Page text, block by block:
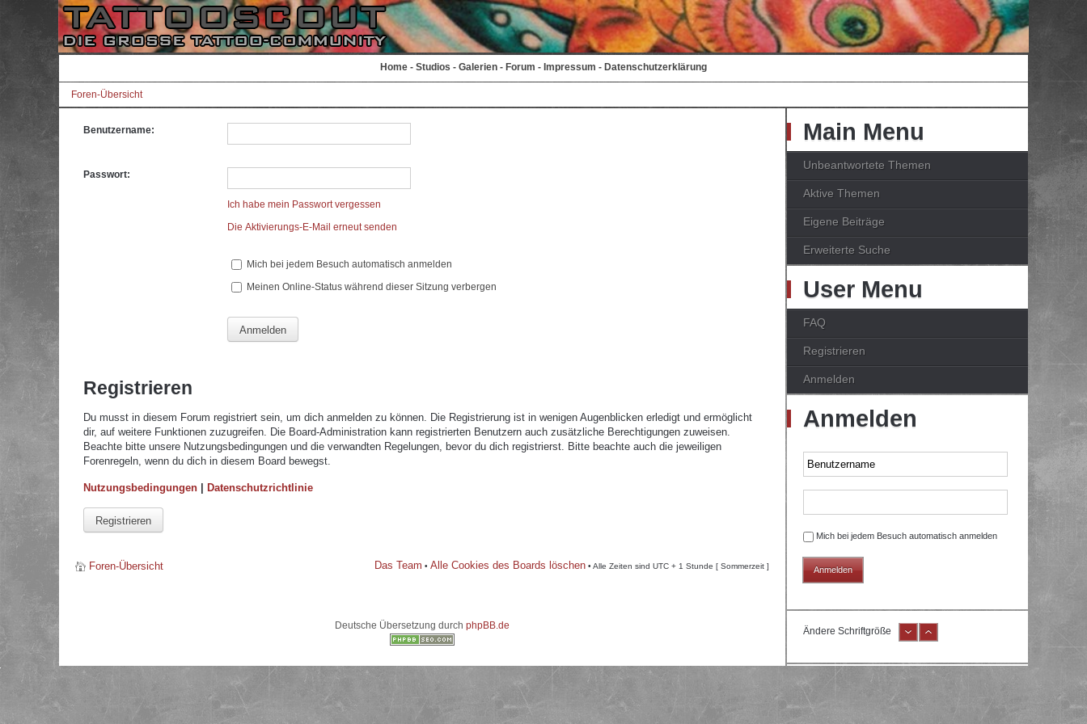
Home - Studios - Galerien - Forum - Impressum - Datenschutzerklärung
Foren-Übersicht
Benutzername:
Passwort:
Ich habe mein Passwort vergessen
Die Aktivierungs-E-Mail erneut senden
Mich bei jedem Besuch automatisch anmelden
Meinen Online-Status während dieser Sitzung verbergen
Registrieren
Du musst in diesem Forum registriert sein, um dich anmelden zu können. Die Registrierung ist in wenigen Augenblicken erledigt und ermöglicht
dir, auf weitere Funktionen zuzugreifen. Die Board-Administration kann registrierten Benutzern auch zusätzliche Berechtigungen zuweisen.
Beachte bitte unsere Nutzungsbedingungen und die verwandten Regelungen, bevor du dich registrierst. Bitte beachte auch die jeweiligen
Forenregeln, wenn du dich in diesem Board bewegst.
Nutzungsbedingungen | Datenschutzrichtlinie
Registrieren
Foren-Übersicht Das Team • Alle Cookies des Boards löschen • Alle Zeiten sind UTC + 1 Stunde [ Sommerzeit ]
Deutsche Übersetzung durch phpBB.de
Main Menu
Unbeantwortete Themen
Aktive Themen
Eigene Beiträge
Erweiterte Suche
User Menu
FAQ
Registrieren
Anmelden
Anmelden
Mich bei jedem Besuch automatisch anmelden
Ändere Schriftgröße